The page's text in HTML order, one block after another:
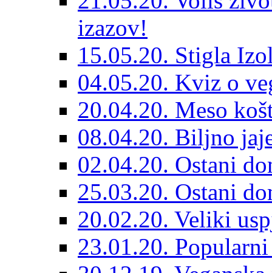
izazov!
15.05.20. Stigla
04.05.20. Kviz o
20.04.20. Meso
08.04.20. Biljno
02.04.20. Ostani
25.03.20. Ostani
20.02.20. Veliki
23.01.20.